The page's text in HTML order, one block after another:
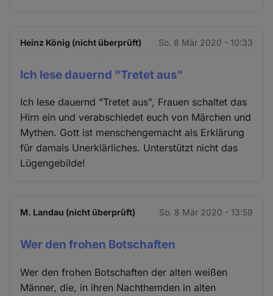
Heinz König (nicht überprüft) So. 8 Mär 2020 - 10:33
Ich lese dauernd "Tretet aus"
Ich lese dauernd "Tretet aus", Frauen schaltet das
Hirn ein und verabschiedet euch von Märchen und
Mythen. Gott ist menschengemacht als Erklärung
für damals Unerklärliches. Unterstützt nicht das
Lügengebilde!
M. Landau (nicht überprüft) So. 8 Mär 2020 - 13:59
Wer den frohen Botschaften
Wer den frohen Botschaften der alten weißen
Männer, die, in ihren Nachthemden in alten